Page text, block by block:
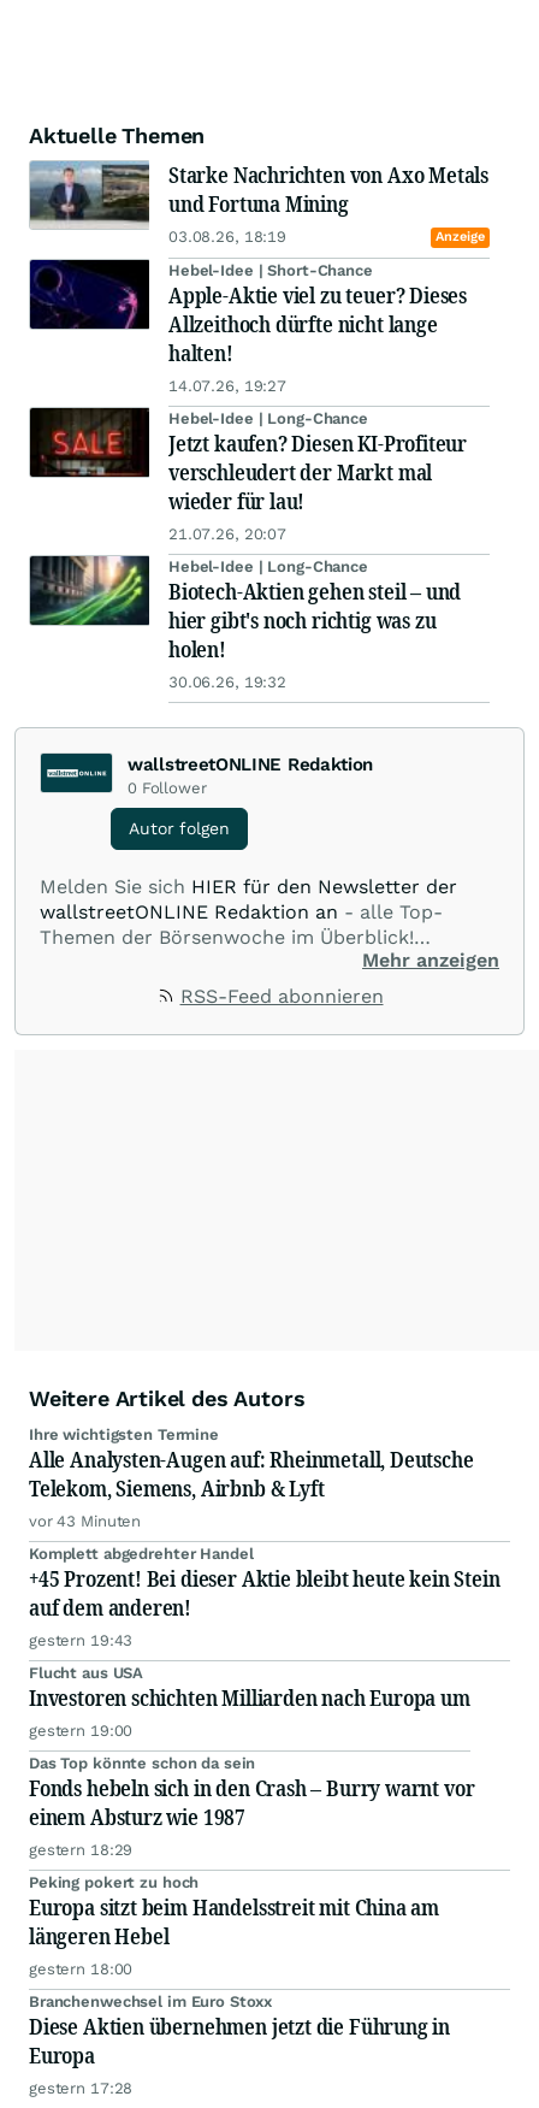
Aktuelle Themen
Starke Nachrichten von Axo Metals
und Fortuna Mining
03.08.26, 18:19 Anzeige
Hebel-Idee | Short-Chance
Apple-Aktie viel zu teuer? Dieses
Allzeithoch dürfte nicht lange
halten!
14.07.26, 19:27
Hebel-Idee | Long-Chance
Jetzt kaufen? Diesen KI-Profiteur
verschleudert der Markt mal
wieder für lau!
21.07.26, 20:07
Hebel-Idee | Long-Chance
Biotech-Aktien gehen steil – und
hier gibt's noch richtig was zu
holen!
30.06.26, 19:32
wallstreetONLINE Redaktion
0 Follower
Autor folgen
Melden Sie sich HIER für den Newsletter der
wallstreetONLINE Redaktion an - alle Top-
Themen der Börsenwoche im Überblick!
Verpassen Sie kein wichtiges Anleger-Thema!Für
Beiträge auf diesem journalistischen Channel ist
Redaktion verantwortlich. Die Fachjournalisten
Mehr anzeigen
RSS-Feed abonnieren
Weitere Artikel des Autors
Ihre wichtigsten Termine
Alle Analysten-Augen auf: Rheinmetall, Deutsche
Telekom, Siemens, Airbnb & Lyft
vor 43 Minuten
Komplett abgedrehter Handel
+45 Prozent! Bei dieser Aktie bleibt heute kein Stein
auf dem anderen!
gestern 19:43
Flucht aus USA
Investoren schichten Milliarden nach Europa um
gestern 19:00
Das Top könnte schon da sein
Fonds hebeln sich in den Crash – Burry warnt vor
einem Absturz wie 1987
gestern 18:29
Peking pokert zu hoch
Europa sitzt beim Handelsstreit mit China am
längeren Hebel
gestern 18:00
Branchenwechsel im Euro Stoxx
Diese Aktien übernehmen jetzt die Führung in
Europa
gestern 17:28